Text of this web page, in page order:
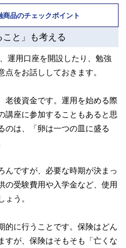
品のチェックポイント
こと」も考える
運用口座を開設したり、勉強
点をお話ししておきます。
老後資金です。運用を始める際
講座に参加することもあると思
のは、「卵は一つの皿に盛る
んですが、必要な時期が決まっ
の受験費用や入学金など、使用
ょう。
的に行うことです。保険はどん
すが、保険はそもそも「亡くな